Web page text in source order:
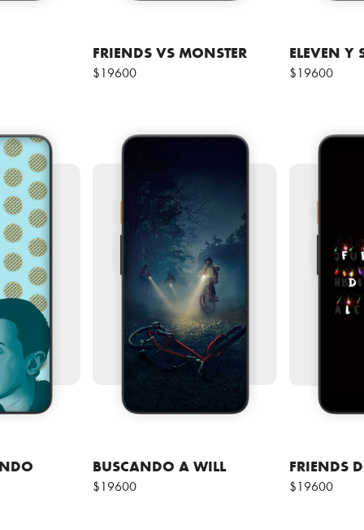
FRIENDS VS MONSTER
$19600
ELEVEN Y
$19600
BUSCANDO A WILL
$19600
FRIENDS
$19600